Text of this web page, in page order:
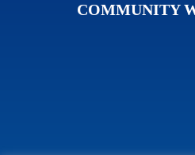
COMMUNITY